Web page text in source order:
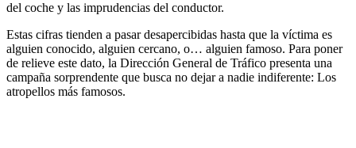
del coche y las imprudencias del conductor.
Estas cifras tienden a pasar desapercibidas hasta que la víctima es
alguien conocido, alguien cercano, o… alguien famoso. Para poner
de relieve este dato, la Dirección General de Tráfico presenta una
campaña sorprendente que busca no dejar a nadie indiferente: Los
atropellos más famosos.